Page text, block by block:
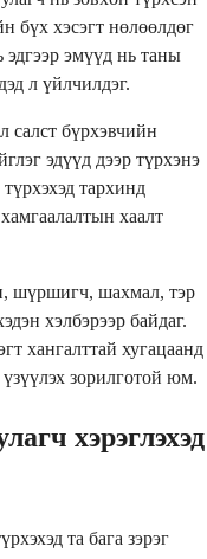
бүх хэсэгт нөлөөлдөг
эдгээр эмүүд нь таны
л үйлчилдэг.
салст бүрхэвчийн
эдүүд дээр түрхэнэ
тархинд
хаалт
шүршигч, шахмал, тэр
хэлбэрээр байдаг.
хангалттай хугацаанд
зорилготой юм.
хэрэглэхэд
та бага зэрэг